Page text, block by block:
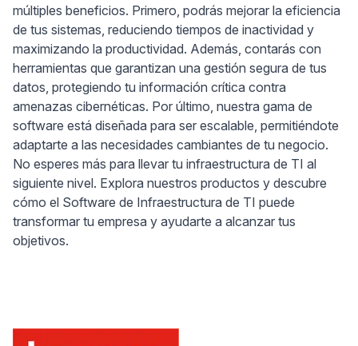
múltiples beneficios. Primero, podrás mejorar la eficiencia
de tus sistemas, reduciendo tiempos de inactividad y
maximizando la productividad. Además, contarás con
herramientas que garantizan una gestión segura de tus
datos, protegiendo tu información crítica contra
amenazas cibernéticas. Por último, nuestra gama de
software está diseñada para ser escalable, permitiéndote
adaptarte a las necesidades cambiantes de tu negocio.
No esperes más para llevar tu infraestructura de TI al
siguiente nivel. Explora nuestros productos y descubre
cómo el Software de Infraestructura de TI puede
transformar tu empresa y ayudarte a alcanzar tus
objetivos.